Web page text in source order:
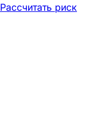
Рассчитать риск